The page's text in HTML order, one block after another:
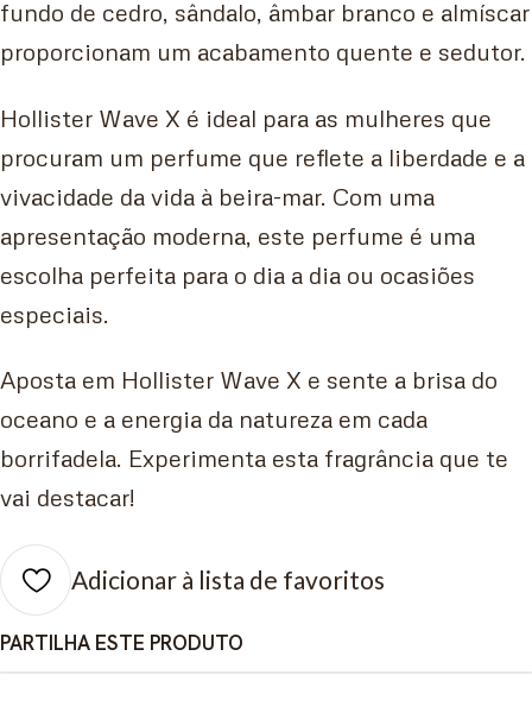
fundo de cedro, sândalo, âmbar branco e almíscar
proporcionam um acabamento quente e sedutor.
Hollister Wave X é ideal para as mulheres que
procuram um perfume que reflete a liberdade e a
vivacidade da vida à beira-mar. Com uma
apresentação moderna, este perfume é uma
escolha perfeita para o dia a dia ou ocasiões
especiais.
Aposta em Hollister Wave X e sente a brisa do
oceano e a energia da natureza em cada
borrifadela. Experimenta esta fragrância que te
vai destacar!
Adicionar à lista de favoritos
PARTILHA ESTE PRODUTO